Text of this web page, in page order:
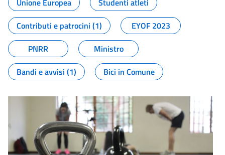
Unione Europea
Studenti atleti
Contributi e patrocini (1)
EYOF 2023
PNRR
Ministro
Bandi e avvisi (1)
Bici in Comune